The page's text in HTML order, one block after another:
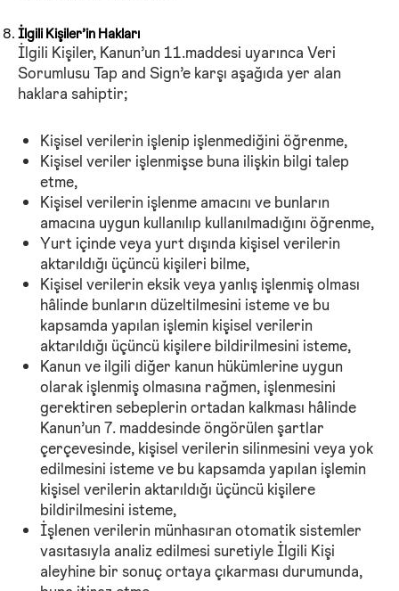
İlgili Kişiler’in Hakları
İlgili Kişiler, Kanun’un 11.maddesi uyarınca Veri
Sorumlusu Tap and Sign’e karşı aşağıda yer alan
haklara sahiptir;
Kişisel verilerin işlenip işlenmediğini öğrenme,
Kişisel veriler işlenmişse buna ilişkin bilgi talep
etme,
Kişisel verilerin işlenme amacını ve bunların
amacına uygun kullanılıp kullanılmadığını öğrenme,
Yurt içinde veya yurt dışında kişisel verilerin
aktarıldığı üçüncü kişileri bilme,
Kişisel verilerin eksik veya yanlış işlenmiş olması
hâlinde bunların düzeltilmesini isteme ve bu
kapsamda yapılan işlemin kişisel verilerin
aktarıldığı üçüncü kişilere bildirilmesini isteme,
Kanun ve ilgili diğer kanun hükümlerine uygun
olarak işlenmiş olmasına rağmen, işlenmesini
gerektiren sebeplerin ortadan kalkması hâlinde
Kanun’un 7. maddesinde öngörülen şartlar
çerçevesinde, kişisel verilerin silinmesini veya yok
edilmesini isteme ve bu kapsamda yapılan işlemin
kişisel verilerin aktarıldığı üçüncü kişilere
bildirilmesini isteme,
İşlenen verilerin münhasıran otomatik sistemler
vasıtasıyla analiz edilmesi suretiyle İlgili Kişi
aleyhine bir sonuç ortaya çıkarması durumunda,